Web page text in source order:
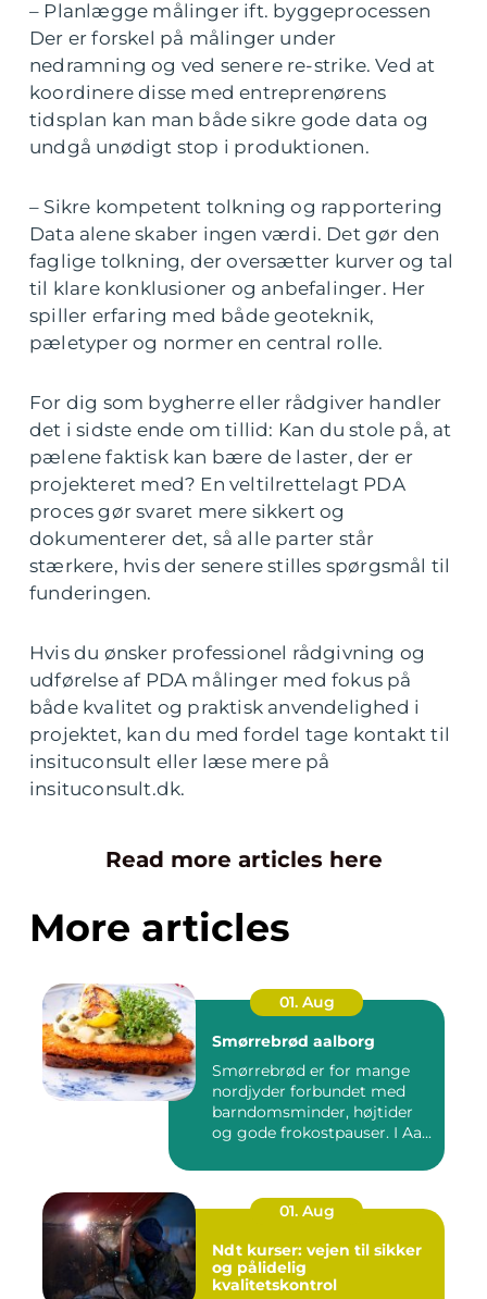
– Planlægge målinger ift. byggeprocessen
Der er forskel på målinger under
nedramning og ved senere re-strike. Ved at
koordinere disse med entreprenørens
tidsplan kan man både sikre gode data og
undgå unødigt stop i produktionen.
– Sikre kompetent tolkning og rapportering
Data alene skaber ingen værdi. Det gør den
faglige tolkning, der oversætter kurver og tal
til klare konklusioner og anbefalinger. Her
spiller erfaring med både geoteknik,
pæletyper og normer en central rolle.
For dig som bygherre eller rådgiver handler
det i sidste ende om tillid: Kan du stole på, at
pælene faktisk kan bære de laster, der er
projekteret med? En veltilrettelagt PDA
proces gør svaret mere sikkert og
dokumenterer det, så alle parter står
stærkere, hvis der senere stilles spørgsmål til
funderingen.
Hvis du ønsker professionel rådgivning og
udførelse af PDA målinger med fokus på
både kvalitet og praktisk anvendelighed i
projektet, kan du med fordel tage kontakt til
insituconsult eller læse mere på
insituconsult.dk.
Read more articles here
More articles
01. Aug
Smørrebrød aalborg
Smørrebrød er for mange
nordjyder forbundet med
barndomsminder, højtider
og gode frokostpauser. I Aa...
01. Aug
Ndt kurser: vejen til sikker
og pålidelig
kvalitetskontrol